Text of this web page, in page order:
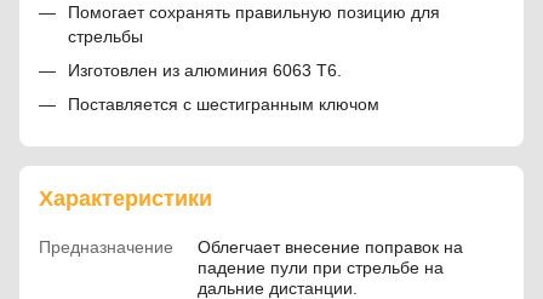
Помогает сохранять правильную позицию для
стрельбы
Изготовлен из алюминия 6063 T6.
Поставляется с шестигранным ключом
Характеристики
Предназначение
Облегчает внесение поправок на
падение пули при стрельбе на
дальние дистанции.